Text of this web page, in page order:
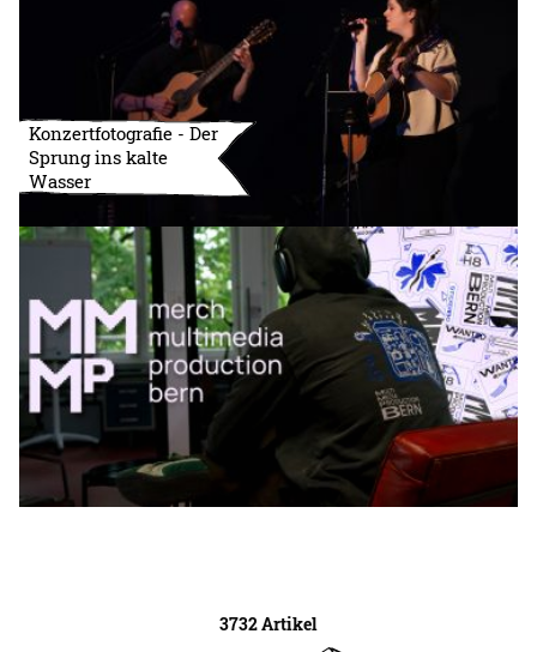
Konzertfotografie - Der
Sprung ins kalte
Wasser
3732 Artikel